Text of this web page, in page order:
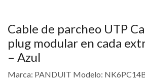
Cable de parcheo UTP
plug modular en cada
– Azul
Marca: PANDUIT Modelo: